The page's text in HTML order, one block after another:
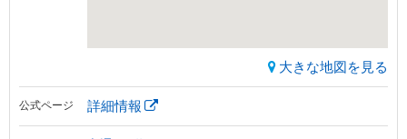
大きな地図を見る
公式ページ 詳細情報